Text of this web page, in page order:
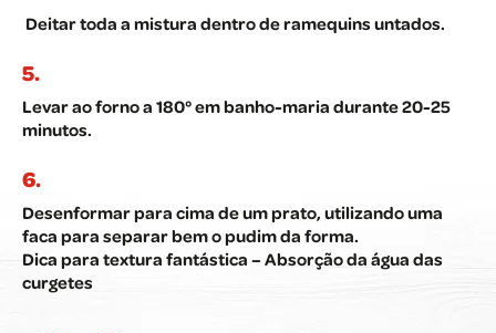
Deitar toda a mistura dentro de ramequins untados.
Levar ao forno a 180° em banho-maria durante 20-25
minutos.
Desenformar para cima de um prato, utilizando uma
faca para separar bem o pudim da forma.
Dica para textura fantástica – Absorção da água das
curgetes